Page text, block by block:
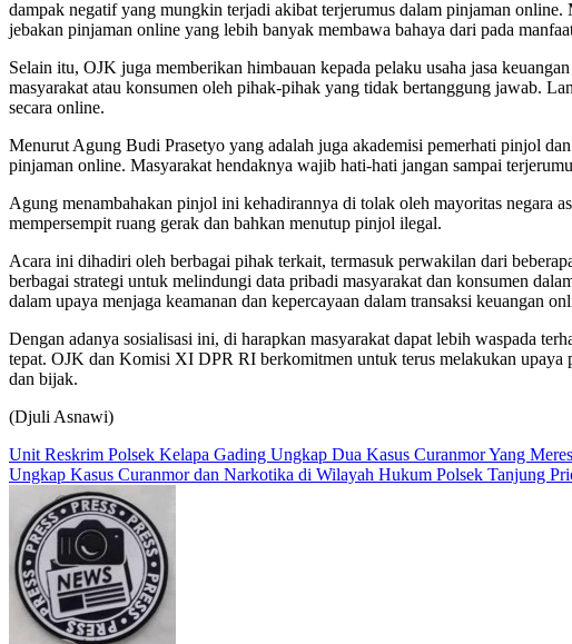
dampak negatif yang mungkin terjadi akibat terjerumus dalam pinjaman
jebakan pinjaman online yang lebih banyak membawa bahaya dari pada
Selain itu, OJK juga memberikan himbauan kepada pelaku usaha jasa
masyarakat atau konsumen oleh pihak-pihak yang tidak bertanggung jawab.
secara online.
Menurut Agung Budi Prasetyo yang adalah juga akademisi pemerhati pinjol
pinjaman online. Masyarakat hendaknya wajib hati-hati jangan sampai
Agung menambahakan pinjol ini kehadirannya di tolak oleh mayoritas negara
mempersempit ruang gerak dan bahkan menutup pinjol ilegal.
Acara ini dihadiri oleh berbagai pihak terkait, termasuk perwakilan dari
berbagai strategi untuk melindungi data pribadi masyarakat dan konsumen
dalam upaya menjaga keamanan dan kepercayaan dalam transaksi keuangan
Dengan adanya sosialisasi ini, di harapkan masyarakat dapat lebih waspada
tepat. OJK dan Komisi XI DPR RI berkomitmen untuk terus melakukan upaya
dan bijak.
(Djuli Asnawi)
Navigasi
pos
Unit Reskrim Polsek Kelapa Gading Ungkap Dua Kasus Curanmor Yang
Ungkap Kasus Curanmor dan Narkotika di Wilayah Hukum Polsek Tanjung